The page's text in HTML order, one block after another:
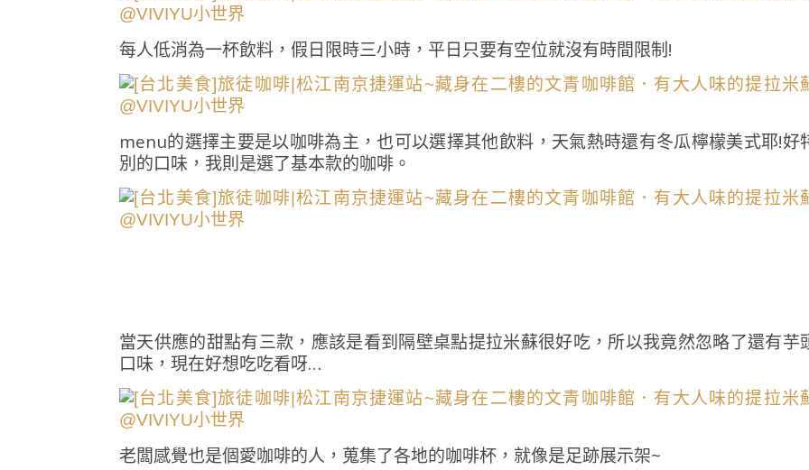
每人低消為一杯飲料，假日限時三小時，平日只要有空位就沒有時間限制!
menu的選擇主要是以咖啡為主，也可以選擇其他飲料，天氣熱時還有冬瓜檸檬美式耶!好
別的口味，我則是選了基本款的咖啡。
當天供應的甜點有三款，應該是看到隔壁桌點提拉米蘇很好吃，所以我竟然忽略了還有芋
口味，現在好想吃吃看呀…
老闆感覺也是個愛咖啡的人，蒐集了各地的咖啡杯，就像是足跡展示架~